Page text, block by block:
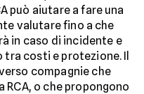
può aiutare a fare una
valutare fino a che
in caso di incidente e
costi e protezione. Il
compagnie che
o che propongono